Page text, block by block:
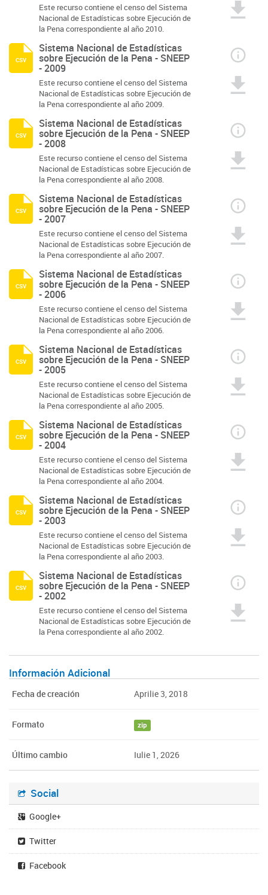
Este recurso contiene el censo del Sistema
Nacional de Estadísticas sobre Ejecución de
la Pena correspondiente al año 2010.
Sistema Nacional de Estadísticas
sobre Ejecución de la Pena - SNEEP
- 2009
Este recurso contiene el censo del Sistema
Nacional de Estadísticas sobre Ejecución de
la Pena correspondiente al año 2009.
csv
Sistema Nacional de Estadísticas
sobre Ejecución de la Pena - SNEEP
- 2008
Este recurso contiene el censo del Sistema
Nacional de Estadísticas sobre Ejecución de
la Pena correspondiente al año 2008.
csv
Sistema Nacional de Estadísticas
sobre Ejecución de la Pena - SNEEP
- 2007
Este recurso contiene el censo del Sistema
Nacional de Estadísticas sobre Ejecución de
la Pena correspondiente al año 2007.
csv
Sistema Nacional de Estadísticas
sobre Ejecución de la Pena - SNEEP
- 2006
Este recurso contiene el censo del Sistema
Nacional de Estadísticas sobre Ejecución de
la Pena correspondiente al año 2006.
csv
Sistema Nacional de Estadísticas
sobre Ejecución de la Pena - SNEEP
- 2005
Este recurso contiene el censo del Sistema
Nacional de Estadísticas sobre Ejecución de
la Pena correspondiente al año 2005.
csv
Sistema Nacional de Estadísticas
sobre Ejecución de la Pena - SNEEP
- 2004
Este recurso contiene el censo del Sistema
Nacional de Estadísticas sobre Ejecución de
la Pena correspondiente al año 2004.
csv
Sistema Nacional de Estadísticas
sobre Ejecución de la Pena - SNEEP
- 2003
Este recurso contiene el censo del Sistema
Nacional de Estadísticas sobre Ejecución de
la Pena correspondiente al año 2003.
csv
Sistema Nacional de Estadísticas
sobre Ejecución de la Pena - SNEEP
- 2002
Este recurso contiene el censo del Sistema
Nacional de Estadísticas sobre Ejecución de
la Pena correspondiente al año 2002.
csv
Información Adicional
Fecha de creación Aprilie 3, 2018
Formato zip
Último cambio Iulie 1, 2026
Social
Google+
Twitter
Facebook